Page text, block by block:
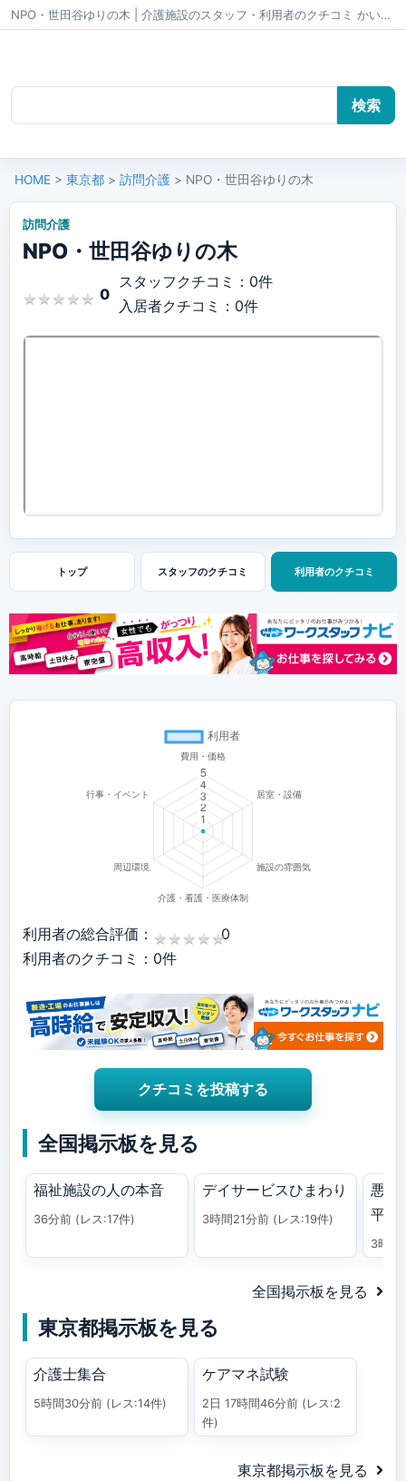
NPO・世田谷ゆりの木 | 介護施設のスタッフ・利用者のクチコミ かいごちゃんねる
HOME > 東京都 > 訪問介護 > NPO・世田谷ゆりの木
訪問介護
NPO・世田谷ゆりの木
★ ★ ★ ★ ★
★ ★ ★ ★ ★ 0
スタッフクチコミ：0件
入居者クチコミ：0件
トップ スタッフのクチコミ 利用者のクチコミ
利用者の総合評価： ★ ★ ★ ★ ★
★ ★ ★ ★ ★0
利用者のクチコミ：0件
クチコミを投稿する
全国掲示板を見る
福祉施設の人の本音
36分前 (レス:17件)
デイサービスひまわり
3時間21分前 (レス:19件)
悪
平
3時間
全国掲示板を見る
東京都掲示板を見る
介護士集合
5時間30分前 (レス:14件)
ケアマネ試験
2日 17時間46分前 (レス:2
件)
東京都掲示板を見る